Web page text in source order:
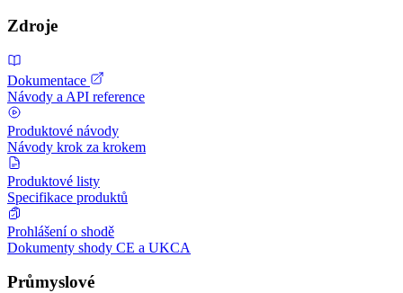
Zdroje
Dokumentace
Návody a API reference
Produktové návody
Návody krok za krokem
Produktové listy
Specifikace produktů
Prohlášení o shodě
Dokumenty shody CE a UKCA
Průmyslové